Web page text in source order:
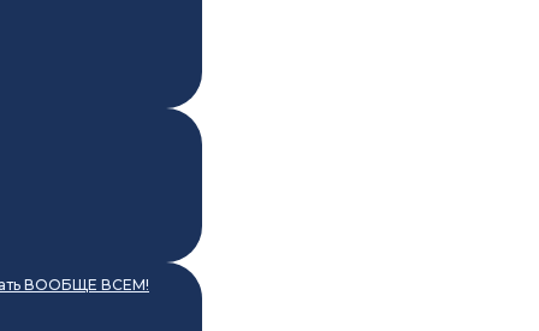
ВООБЩЕ ВСЕМ!